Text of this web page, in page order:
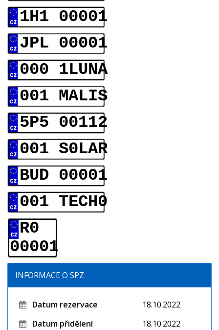
1H1 00001
JPL 00001
000 1LUNA
001 MALIS
5P5 00112
001 S0LAR
BUD 00001
001 TECH0
R0
00001
INFORMACE O SPZ
Datum rezervace
18.10.2022
Datum přidělení
18.10.2022